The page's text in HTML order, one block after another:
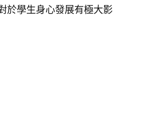
於學生身心發展有極大影